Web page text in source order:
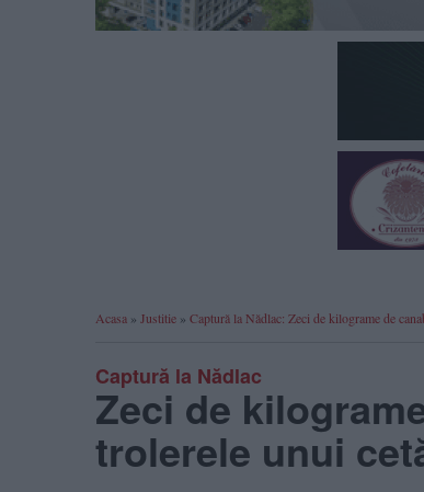
Acasa » Justitie » Captură la Nădlac: Zeci de kilograme de
Captură la Nădlac
Zeci de
trolerele unui